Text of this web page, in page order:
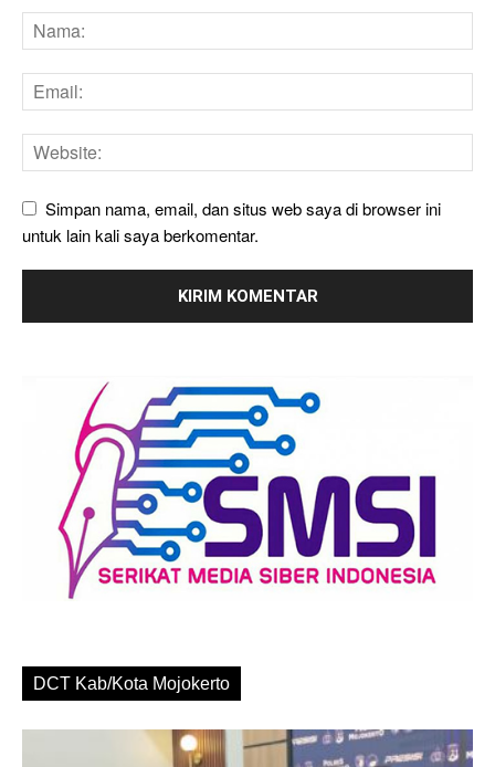
Simpan nama, email, dan situs web saya di browser ini
untuk lain kali saya berkomentar.
DCT Kab/Kota Mojokerto